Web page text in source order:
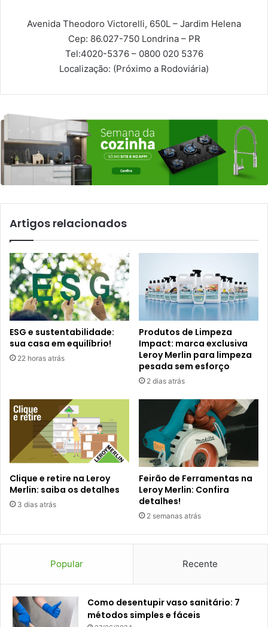
Avenida Theodoro Victorelli, 650L – Jardim Helena
Cep: 86.027-750 Londrina – PR
Tel:4020-5376 – 0800 020 5376
Localização: (Próximo a Rodoviária)
Artigos relacionados
ESG e sustentabilidade:
sua casa em equilíbrio!
22 horas atrás
Produtos de Limpeza
Impact: marca exclusiva
Leroy Merlin para limpeza
pesada sem esforço
2 dias atrás
Clique e retire na Leroy
Merlin: saiba os detalhes
3 dias atrás
Feirão de Ferramentas na
Leroy Merlin: Confira
detalhes!
2 semanas atrás
Popular Recente
Como desentupir vaso sanitário: 7
métodos simples e fáceis